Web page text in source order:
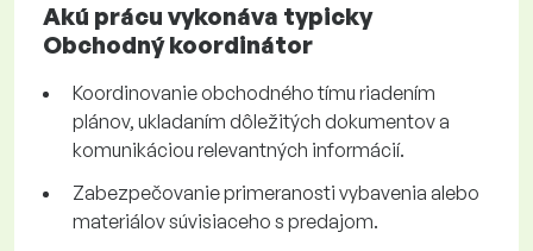
Akú prácu vykonáva typicky
Obchodný koordinátor
Koordinovanie obchodného tímu riadením
plánov, ukladaním dôležitých dokumentov a
komunikáciou relevantných informácií.
Zabezpečovanie primeranosti vybavenia alebo
materiálov súvisiaceho s predajom.